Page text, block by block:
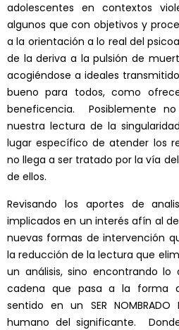
adolescentes en contextos
algunos que con objetivos y
a la orientación a lo real del
de la deriva a la pulsión de
acogiéndose a ideales
bueno para todos, como
beneficencia. Posiblemente
nuestra lectura de la
lugar específico de atender los
no llega a ser tratado por la vía
de ellos.
Revisando los aportes de
implicados en un interés afín al
nuevas formas de intervención
la reducción de la lectura que
un análisis, sino encontrando
cadena que pasa a la forma
sentido en un SER
humano del significante.